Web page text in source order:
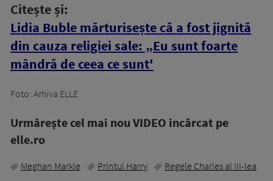
Citește și:
Lidia Buble mărturisește că a fost jignită
din cauza religiei sale: „Eu sunt foarte
mândră de ceea ce sunt'
Foto: Arhiva ELLE
Urmăreşte cel mai nou VIDEO incărcat pe
elle.ro
Meghan Markle Printul Harry Regele Charles al III-lea